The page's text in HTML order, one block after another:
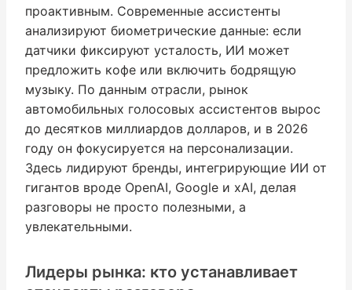
проактивным. Современные ассистенты
анализируют биометрические данные: если
датчики фиксируют усталость, ИИ может
предложить кофе или включить бодрящую
музыку. По данным отрасли, рынок
автомобильных голосовых ассистентов вырос
до десятков миллиардов долларов, и в 2026
году он фокусируется на персонализации.
Здесь лидируют бренды, интегрирующие ИИ от
гигантов вроде OpenAI, Google и xAI, делая
разговоры не просто полезными, а
увлекательными.
Лидеры рынка: кто устанавливает